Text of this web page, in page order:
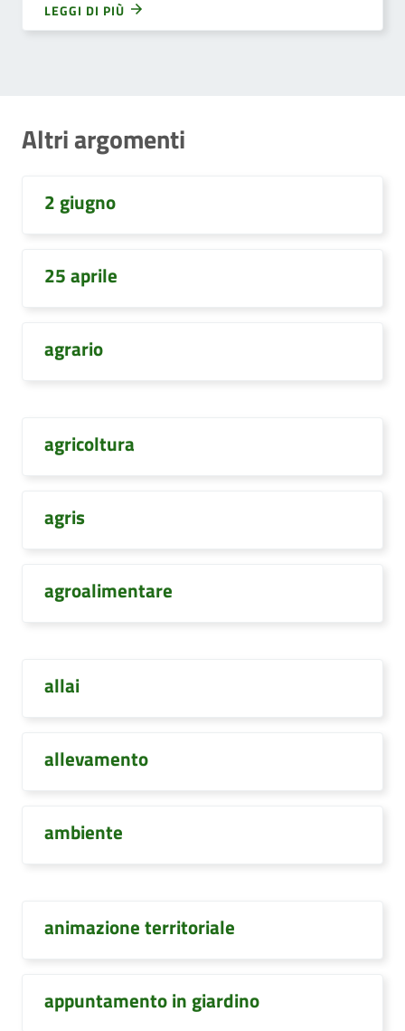
LEGGI DI PIÙ
Altri argomenti
2 giugno
25 aprile
agrario
agricoltura
agris
agroalimentare
allai
allevamento
ambiente
animazione territoriale
appuntamento in giardino